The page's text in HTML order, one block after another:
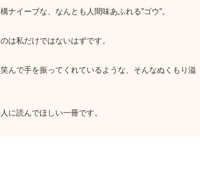
イーブな、なんとも人間味あふれる”ゴウ”。
は私だけではないはずです。
んで手を振ってくれているような、そんなぬくもり溢
に読んでほしい一冊です。